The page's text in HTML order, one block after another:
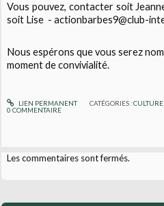
Vous pouvez, contacter soit
soit Lise -actionbarbes9@club-
Nous espérons que vous serez
moment de convivialité.
LIEN PERMANENT CATÉGORIES :CULTURE
0 COMMENTAIRE
Les commentaires sont fermés.